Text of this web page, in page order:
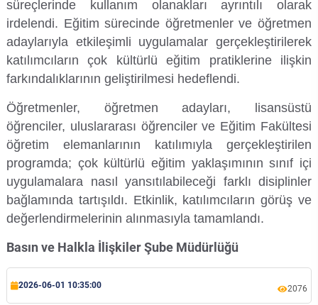
süreçlerinde kullanım olanakları ayrıntılı olarak
irdelendi. Eğitim sürecinde öğretmenler ve öğretmen
adaylarıyla etkileşimli uygulamalar gerçekleştirilerek
katılımcıların çok kültürlü eğitim pratiklerine ilişkin
farkındalıklarının geliştirilmesi hedeflendi.
Öğretmenler, öğretmen adayları, lisansüstü
öğrenciler, uluslararası öğrenciler ve Eğitim Fakültesi
öğretim elemanlarının katılımıyla gerçekleştirilen
programda; çok kültürlü eğitim yaklaşımının sınıf içi
uygulamalara nasıl yansıtılabileceği farklı disiplinler
bağlamında tartışıldı. Etkinlik, katılımcıların görüş ve
değerlendirmelerinin alınmasıyla tamamlandı.
Basın ve Halkla İlişkiler Şube Müdürlüğü
2026-06-01 10:35:00 2076
Rehberlik ve Psikolojik Danışmanlık Uygulama ve Araştırma Merkezi
Restorasyon ve Koruma Merkezi
Sürdürülebilir Çevre Uygulama ve Araştırma Merkezi
Sürekli Eğitim Uygulama ve Araştırma Merkezi
Turizm Uygulama ve Araştırma Merkezi
Türkçe Öğretimi Uygulama ve Araştırma Merkezi
Yörük Kültürü Uygulama ve Araştırma Merkezi